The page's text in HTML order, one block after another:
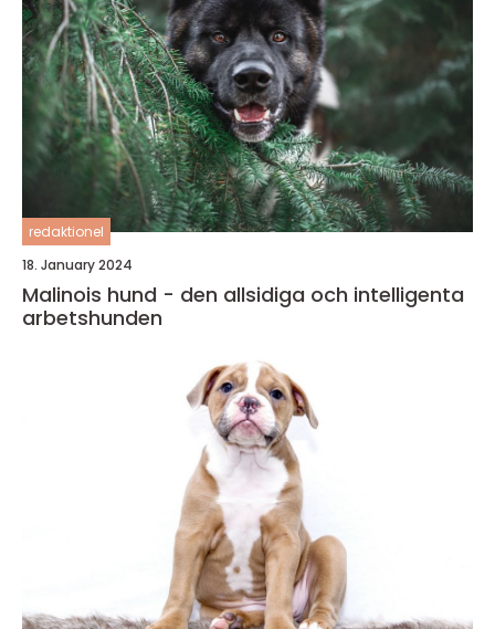
redaktionel
18. January 2024
Malinois hund - den allsidiga och intelligenta
arbetshunden